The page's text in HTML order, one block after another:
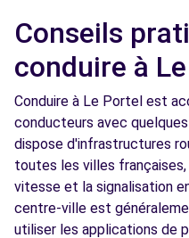
Conseils
conduire à
Conduire à Le Portel est
conducteurs avec
dispose d'infrastructures
toutes les villes
vitesse et la signalisation
centre-ville est
utiliser les applications de